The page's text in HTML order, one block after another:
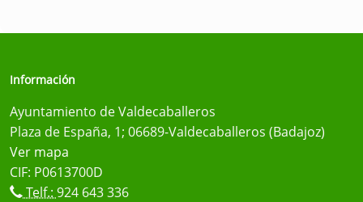
Información
Ayuntamiento de Valdecaballeros
Plaza de España, 1; 06689-Valdecaballeros (Badajoz)
Ver mapa
CIF: P0613700D
Telf.: 924 643 336